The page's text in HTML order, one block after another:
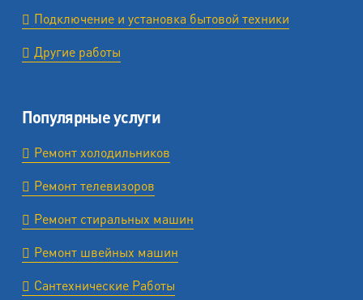
Подключение и установка бытовой техники
Другие работы
Популярные услуги
Ремонт холодильников
Ремонт телевизоров
Ремонт стиральных машин
Ремонт швейных машин
Сантехнические Работы